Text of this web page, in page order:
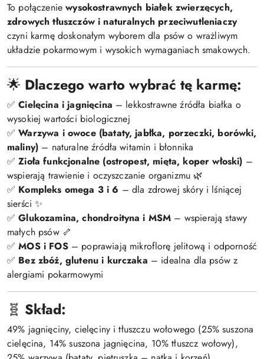
To połączeniewysokostrawnych białek zwierzęcych,
zdrowych tłuszczów i naturalnych przeciwutleniaczy
czyni karmę doskonałym wyborem dla psów o wrażliwym
układzie pokarmowym i wysokich wymaganiach smakowych.
🌟 Dlaczego warto wybrać tę karmę:
✅Cielęcina i jagnięcina – lekkostrawne źródła białka o
wysokiej wartości biologicznej
✅Warzywa i owoce (bataty, jabłka, porzeczki, borówki,
maliny) – naturalne źródła witamin i błonnika
✅Zioła funkcjonalne (ostropest, mięta, koper włoski) –
wspierają trawienie i oczyszczanie organizmu 🌿
✅ Kompleks omega 3 i 6 – dla zdrowej skóry i lśniącej
sierści ✨
✅Glukozamina, chondroityna i MSM – wspierają stawy
małych psów 🦴
✅MOS i FOS– poprawiają mikroflorę jelitową i odporność
✅ Bez zbóż, glutenu i kurczaka – idealna dla psów z
alergiami pokarmowymi
🧬 Skład:
49% jagnięciny, cielęciny i tłuszczu wołowego (25% suszona
cielęcina, 14% suszona jagnięcina, 10% tłuszcz wołowy),